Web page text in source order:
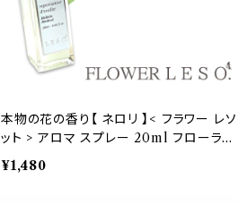
本物の花の香り【 ネロリ 】< フラワー レソ
ット > アロマ スプレー 20ml フローラル
フレグランス 香水 枕 カバー 国産 消臭
除菌 寝具 ベッド 睡眠 おやすみ ルーム l
¥1,480